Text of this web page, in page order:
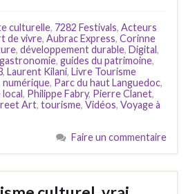
culturelle, 7282 Festivals, Acteurs
de vivre, Aubrac Express, Corinne
, développement durable, Digital,
gastronomie, guides du patrimoine,
, Laurent Kilani, Livre Tourisme
numérique, Parc du haut Languedoc,
, Philippe Fabry, Pierre Clanet,
Art, tourisme, Vidéos, Voyage à
Faire un commentaire